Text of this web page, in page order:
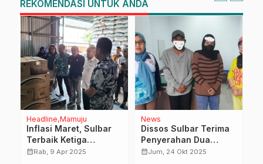
REKOMENDASI UNTUK ANDA
Headline Mamuju
Inflasi Maret, Sulbar
Terbaik Ketiga
Nasional, Konsisten
calendar_monthRab, 9 Apr 2025
News
Dissos Sulbar Terima
Penyerahan Dua
Warga Terlantar dari
calendar_monthJum, 24 Okt 2025